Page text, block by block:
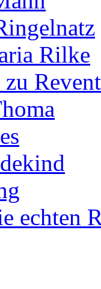
Rilke
zu
echten